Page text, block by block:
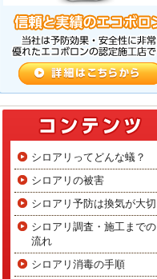
シロアリってどんな蟻？
シロアリの被害
シロアリ予防は換気が大切
シロアリ調査・施工までの
流れ
シロアリ消毒の手順